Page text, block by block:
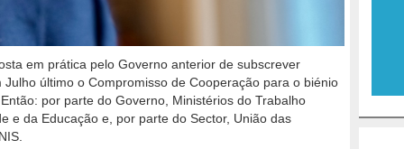
em prática pelo Governo anterior de subscrever
último o Compromisso de Cooperação para o biénio
por parte do Governo, Ministérios do Trabalho
e da Educação e, por parte do Sector, União das